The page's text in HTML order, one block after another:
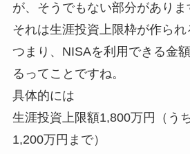
が、そうでもない部分がありま
それは生涯投資上限枠が作られ
つまり、NISAを利用できる金
るってことですね。
具体的には
生涯投資上限額1,800万円（う
1,200万円まで）